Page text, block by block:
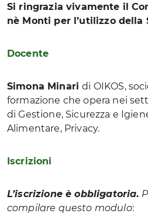
Si ringrazia vivamente il
nè Monti per l’utilizzo della
Docente
Simona Minaridi OIKOS,
formazione che opera nei
di Gestione, Sicurezza e
Alimentare, Privacy.
Iscrizioni
L’iscrizione è obbligatoria.
compilare questo modulo: